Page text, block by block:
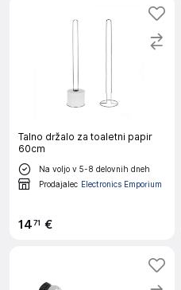
Talno držalo za toaletni papir
60cm
Na voljo v 5-8 delovnih dneh
Prodajalec Electronics Emporium
1471 €